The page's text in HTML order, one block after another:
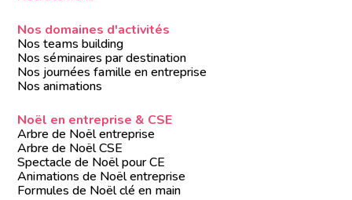
Nos domaines d'activités
Nos teams building
Nos séminaires par destination
Nos journées famille en entreprise
Nos animations
Noël en entreprise & CSE
Arbre de Noël entreprise
Arbre de Noël CSE
Spectacle de Noël pour CE
Animations de Noël entreprise
Formules de Noël clé en main